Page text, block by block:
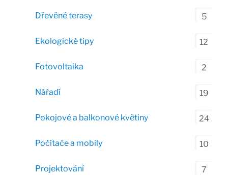
Dřevěné terasy 5
Ekologické tipy 12
Fotovoltaika 2
Nářadí 19
Pokojové a balkonové květiny 24
Počítače a mobily 10
Projektování 7